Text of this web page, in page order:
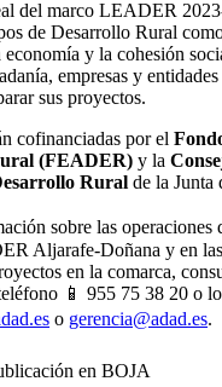
del marco LEADER
de Desarrollo Rural
economía y la cohesión
empresas y
sus proyectos.
cofinanciadas por el
(FEADER) y la
Rural de la Junta
sobre las operaciones
Aljarafe-Doñana y en
en la comarca,
📱 955 75 38 20 o
o gerencia@adad.es.
en BOJA